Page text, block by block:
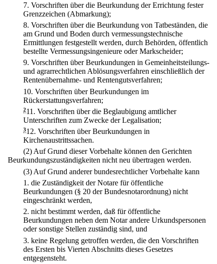
7. Vorschriften über die Beurkundung der Errichtung fester
Grenzzeichen (Abmarkung);
8. Vorschriften über die Beurkundung von Tatbeständen, die
am Grund und Boden durch vermessungstechnische
Ermittlungen festgestellt werden, durch Behörden, öffentlich
bestellte Vermessungsingenieure oder Markscheider;
9. Vorschriften über Beurkundungen in Gemeinheitsteilungs-
und agrarrechtlichen Ablösungsverfahren einschließlich der
Rentenübernahme- und Rentengutsverfahren;
10. Vorschriften über Beurkundungen im
Rückerstattungsverfahren;
211. Vorschriften über die Beglaubigung amtlicher
Unterschriften zum Zwecke der Legalisation;
312. Vorschriften über Beurkundungen in
Kirchenaustrittssachen.
(2) Auf Grund dieser Vorbehalte können den Gerichten
Beurkundungszuständigkeiten nicht neu übertragen werden.
(3) Auf Grund anderer bundesrechtlicher Vorbehalte kann
1. die Zuständigkeit der Notare für öffentliche
Beurkundungen (§ 20 der Bundesnotarordnung) nicht
eingeschränkt werden,
2. nicht bestimmt werden, daß für öffentliche
Beurkundungen neben dem Notar andere Urkundspersonen
oder sonstige Stellen zuständig sind, und
3. keine Regelung getroffen werden, die den Vorschriften
des Ersten bis Vierten Abschnitts dieses Gesetzes
entgegensteht.